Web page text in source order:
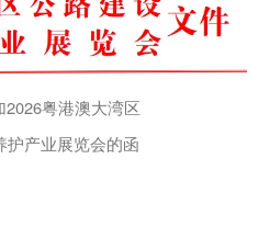
2026粤港澳大湾区
护产业展览会的函